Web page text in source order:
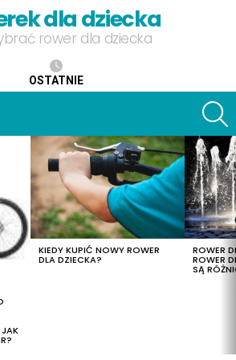
dla dziecka
rower dla dziecka
OSTATNIE
JAK
KIEDY KUPIĆ NOWY ROWER
DLA DZIECKA?
ROWER
ROWER
SĄ